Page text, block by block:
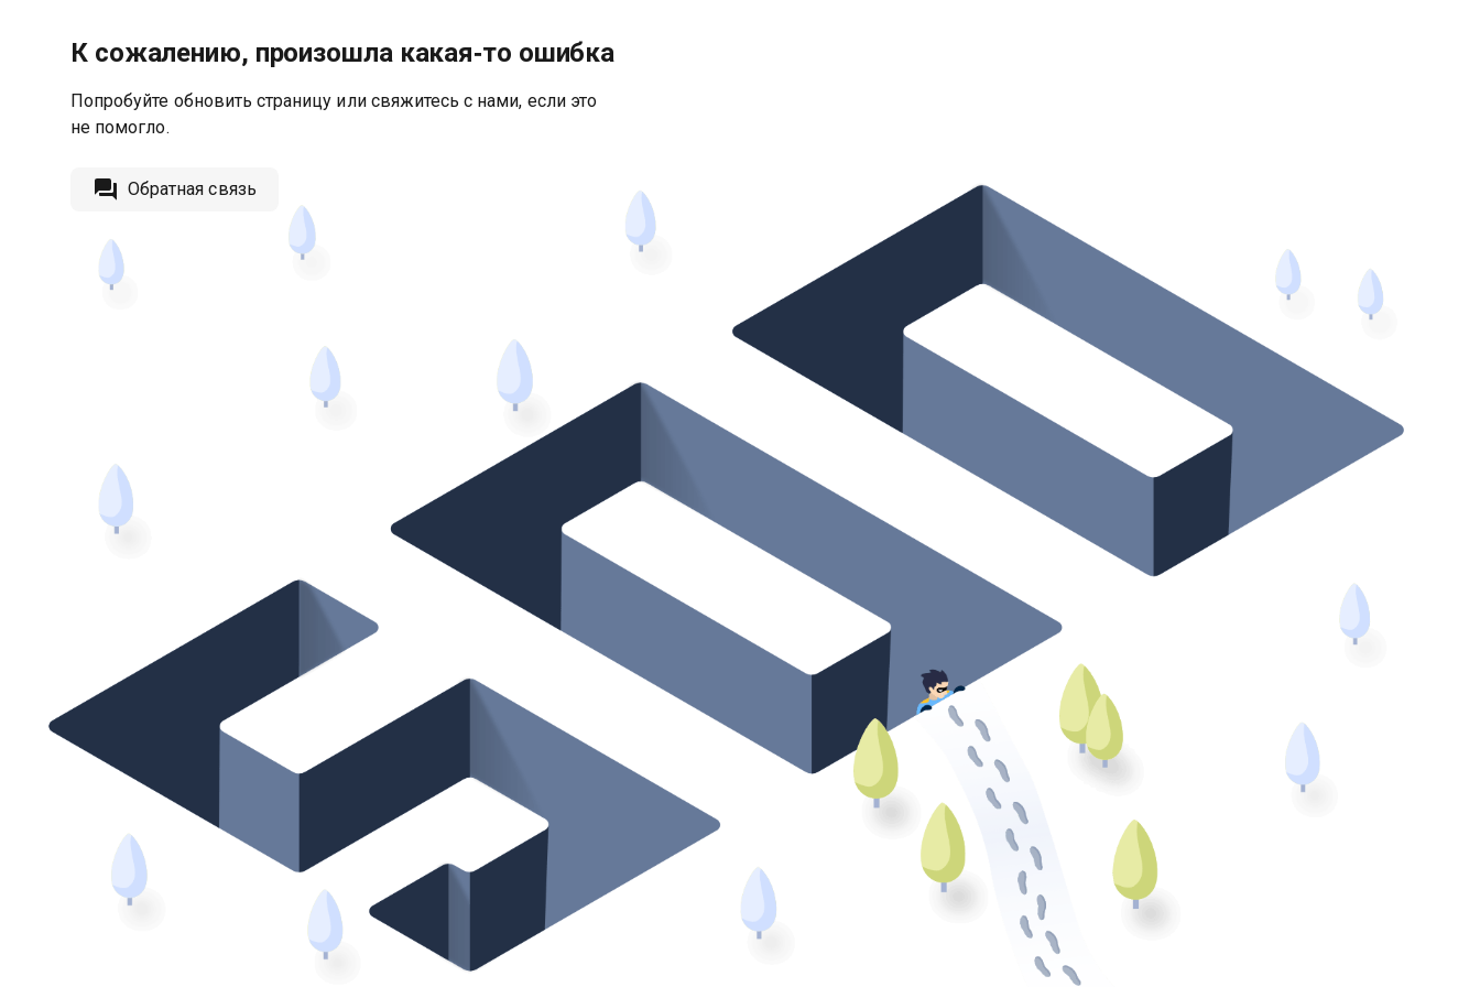
К сожалению, произошла какая‑то ошибка
Попробуйте обновить страницу или свяжитесь с нами, если это
не помогло.
Обратная связь